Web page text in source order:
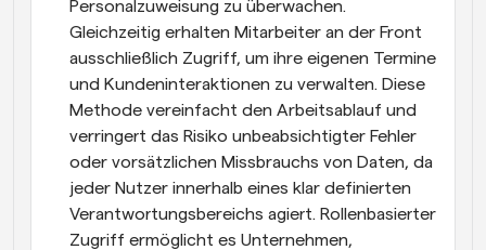
Personalzuweisung zu überwachen.
Gleichzeitig erhalten Mitarbeiter an der Front
ausschließlich Zugriff, um ihre eigenen Termine
und Kundeninteraktionen zu verwalten. Diese
Methode vereinfacht den Arbeitsablauf und
verringert das Risiko unbeabsichtigter Fehler
oder vorsätzlichen Missbrauchs von Daten, da
jeder Nutzer innerhalb eines klar definierten
Verantwortungsbereichs agiert. Rollenbasierter
Zugriff ermöglicht es Unternehmen,